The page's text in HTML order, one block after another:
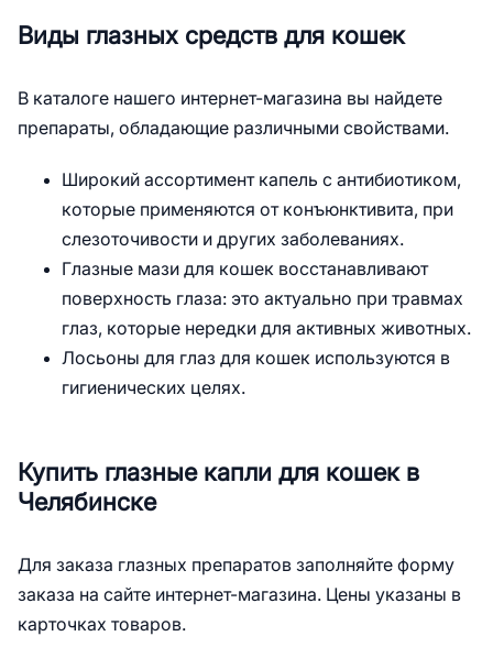
Виды глазных средств для кошек
В каталоге нашего интернет-магазина вы найдете
препараты, обладающие различными свойствами.
Широкий ассортимент капель с антибиотиком,
которые применяются от конъюнктивита, при
слезоточивости и других заболеваниях.
Глазные мази для кошек восстанавливают
поверхность глаза: это актуально при травмах
глаз, которые нередки для активных животных.
Лосьоны для глаз для кошек используются в
гигиенических целях.
Купить глазные капли для кошек в
Челябинске
Для заказа глазных препаратов заполняйте форму
заказа на сайте интернет-магазина. Цены указаны в
карточках товаров.